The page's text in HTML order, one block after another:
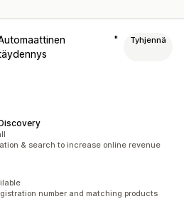
Tyhjennä
& search to increase online revenue
number and matching products